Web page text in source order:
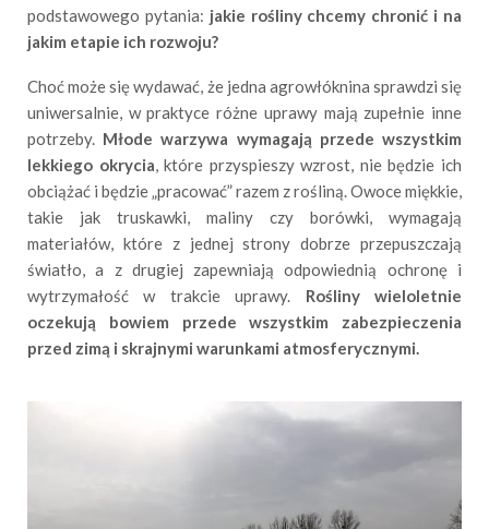
podstawowego pytania: jakie rośliny chcemy chronić i na
jakim etapie ich rozwoju?
Choć może się wydawać, że jedna agrowłóknina sprawdzi się
uniwersalnie, w praktyce różne uprawy mają zupełnie inne
potrzeby. Młode warzywa wymagają przede wszystkim
lekkiego okrycia, które przyspieszy wzrost, nie będzie ich
obciążać i będzie „pracować” razem z rośliną. Owoce miękkie,
takie jak truskawki, maliny czy borówki, wymagają
materiałów, które z jednej strony dobrze przepuszczają
światło, a z drugiej zapewniają odpowiednią ochronę i
wytrzymałość w trakcie uprawy. Rośliny wieloletnie
oczekują bowiem przede wszystkim zabezpieczenia
przed zimą i skrajnymi warunkami atmosferycznymi.